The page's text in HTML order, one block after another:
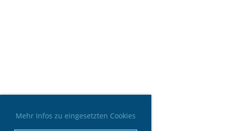
Mehr Infos zu eingesetzten Cookies